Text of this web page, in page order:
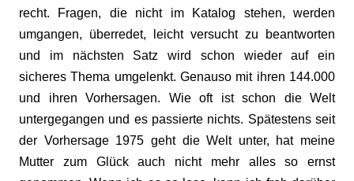
recht. Fragen, die nicht im Katalog stehen, werden
umgangen, überredet, leicht versucht zu beantworten
und im nächsten Satz wird schon wieder auf ein
sicheres Thema umgelenkt. Genauso mit ihren 144.000
und ihren Vorhersagen. Wie oft ist schon die Welt
untergegangen und es passierte nichts. Spätestens seit
der Vorhersage 1975 geht die Welt unter, hat meine
Mutter zum Glück auch nicht mehr alles so ernst